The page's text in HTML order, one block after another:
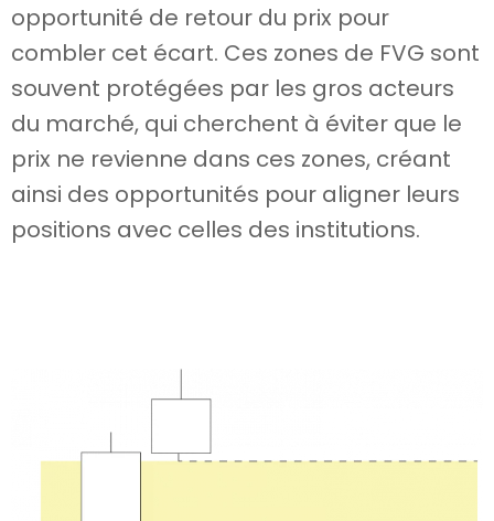
opportunité de retour du prix pour
combler cet écart. Ces zones de FVG sont
souvent protégées par les gros acteurs
du marché, qui cherchent à éviter que le
prix ne revienne dans ces zones, créant
ainsi des opportunités pour aligner leurs
positions avec celles des institutions.